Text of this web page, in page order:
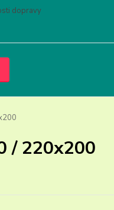
dopravy
/ 220x200